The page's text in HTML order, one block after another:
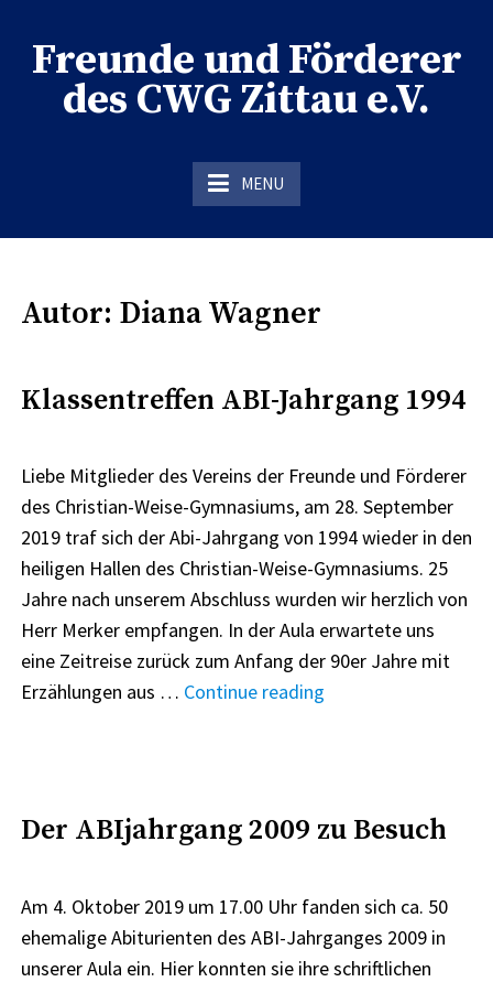
contentFreunde und Förderer
des CWG Zittau e.V.
MENU
Autor: Diana Wagner
Klassentreffen ABI-Jahrgang 1994
Liebe Mitglieder des Vereins der Freunde und Förderer
des Christian-Weise-Gymnasiums, am 28. September
2019 traf sich der Abi-Jahrgang von 1994 wieder in den
heiligen Hallen des Christian-Weise-Gymnasiums. 25
Jahre nach unserem Abschluss wurden wir herzlich von
Herr Merker empfangen. In der Aula erwartete uns
eine Zeitreise zurück zum Anfang der 90er Jahre mit
Erzählungen aus … Continue reading
Der ABIjahrgang 2009 zu Besuch
Am 4. Oktober 2019 um 17.00 Uhr fanden sich ca. 50
ehemalige Abiturienten des ABI-Jahrganges 2009 in
unserer Aula ein. Hier konnten sie ihre schriftlichen